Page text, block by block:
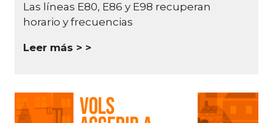
Las líneas E80, E86 y E98 recuperan
horario y frecuencias
Leer más >